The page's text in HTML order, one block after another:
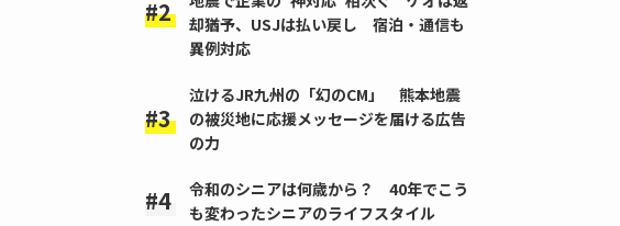
却猶予、USJは払い戻し 宿泊・通信も
異例対応
泣けるJR九州の「幻のCM」 熊本地震
の被災地に応援メッセージを届ける広告
の力
令和のシニアは何歳から？ 40年でこう
も変わったシニアのライフスタイル